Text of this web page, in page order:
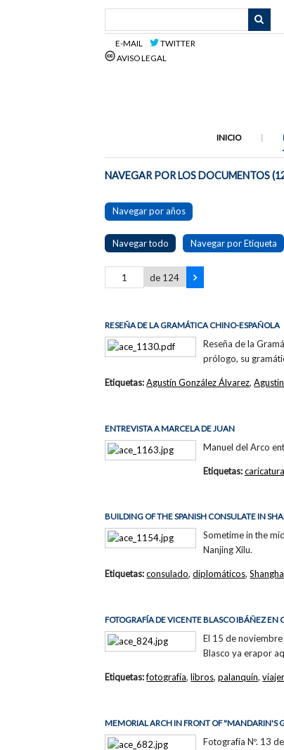
E-MAIL
TWITTER
AVISO LEGAL
INICIO
NAVEGAR POR LOS DOCUMENTOS
Navegar por años
Navegar todo Navegar por Etiqueta
de 124
RESEÑA DE LA GRAMÁTICA CHINO-ESPAÑOLA
Reseña de la
prólogo, su
Etiquetas:Agustín González Álvarez,
ENTREVISTA A MARCELA DE JUAN
Manuel del Arco
Etiquetas:
BUILDING OF THE SPANISH CONSULATE IN
Sometime in the
Nanjing Xilu.
Etiquetas:consulado,diplomáticos,
FOTOGRAFÍA DE VICENTE BLASCO IBÁÑEZ EN
El 15 de
Blasco ya erapor
Etiquetas:fotografía,libros,palanquín,
MEMORIAL ARCH IN FRONT OF "MANDARIN'S
Fotografía Nº. 13